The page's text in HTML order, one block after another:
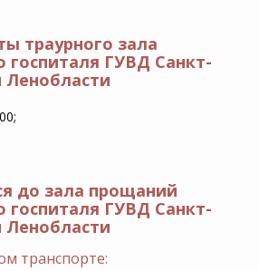
траурного зала
госпиталя ГУВД Санкт-
Ленобласти
до зала прощаний
госпиталя ГУВД Санкт-
Ленобласти
транспорте: